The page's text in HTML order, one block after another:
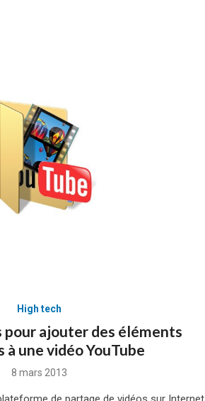
High tech
ajouter des éléments
une vidéo YouTube
Posted
8 mars 2013